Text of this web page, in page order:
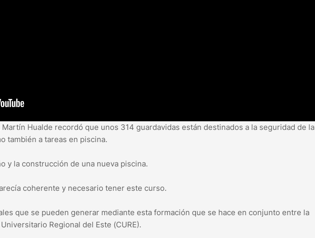
Hualde recordó que unos 314 guardavidas están destinados a la seguridad de la
también a tareas en piscina.
y la construcción de una nueva piscina.
coherente y necesario tener este curso.
que se pueden generar mediante esta formación que se hace en conjunto entre la
Regional del Este (CURE).